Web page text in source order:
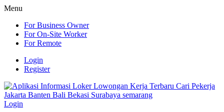
Menu
For Business Owner
For On-Site Worker
For Remote
Login
Register
Login